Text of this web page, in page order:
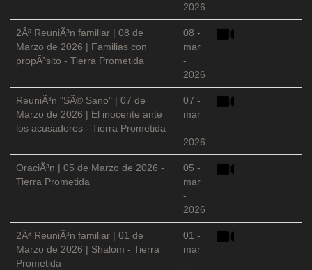
2026
2Âª ReuniÃ³n familiar | 08 de
Marzo de 2026 | Familias con
propÃ³sito - Tierra Prometida
08 -
mar
-
2026
ReuniÃ³n "SÃ© Sano" | 07 de
Marzo de 2026 | El inocente ante
los acusadores - Tierra Prometida
07 -
mar
-
2026
OraciÃ³n | 05 de Marzo de 2026 -
Tierra Prometida
05 -
mar
-
2026
2Âª ReuniÃ³n familiar | 01 de
Marzo de 2026 | Shalom - Tierra
Prometida
01 -
mar
-